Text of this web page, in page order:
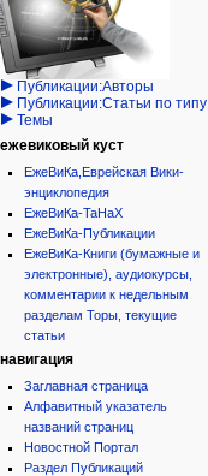
учётной
записи
Народ
Проекты
Проекты/Участники/
дополнения
Публикации:Авторы
Публикации:Статьи по типу
Темы
ежевиковый куст
ЕжеВиКа,Еврейская Вики-
энциклопедия
ЕжеВиКа-ТаНаХ
ЕжеВиКа-Публикации
ЕжеВиКа-Книги (бумажные и
электронные), аудиокурсы,
комментарии к недельным
разделам Торы, текущие
статьи
навигация
Заглавная страница
Алфавитный указатель
названий страниц
Новостной Портал
Раздел Публикаций